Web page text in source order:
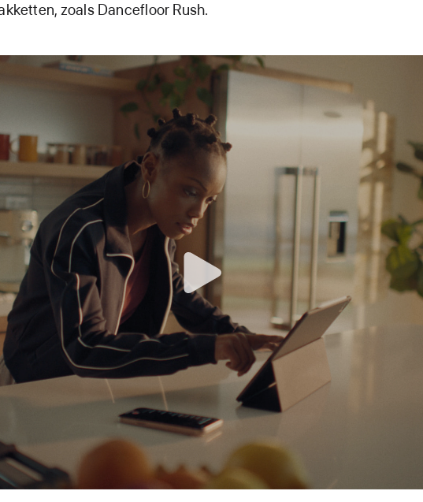
zoals Dancefloor Rush.